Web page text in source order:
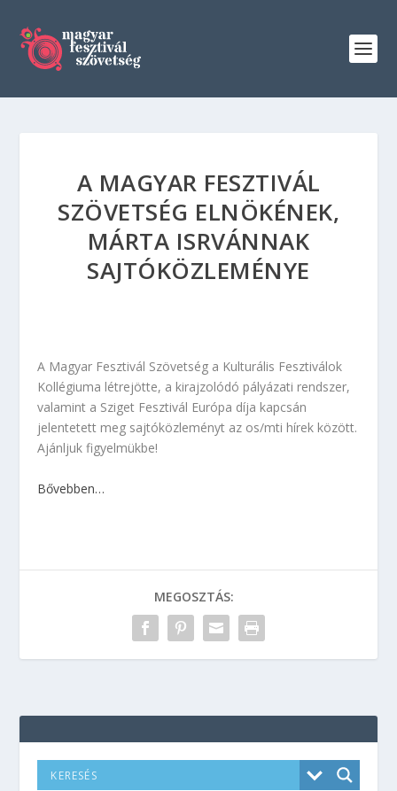
A MAGYAR FESZTIVÁL
SZÖVETSÉG ELNÖKÉNEK,
MÁRTA ISRVÁNNAK
SAJTÓKÖZLEMÉNYE
A Magyar Fesztivál Szövetség a Kulturális Fesztiválok
Kollégiuma létrejötte, a kirajzolódó pályázati rendszer,
valamint a Sziget Fesztivál Európa díja kapcsán
jelentetett meg sajtóközleményt az os/mti hírek között.
Ajánljuk figyelmükbe!
Bővebben…
MEGOSZTÁS: